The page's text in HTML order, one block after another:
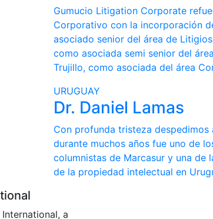
Gumucio Litigation Corporate
Corporativo con la incorporación
asociado senior del área de
como asociada semi senior del
Trujillo, como asociada del área
URUGUAY
Dr. Daniel Lamas
Con profunda tristeza despedimos
durante muchos años fue uno de
columnistas de Marcasur y una de
de la propiedad intelectual en
a